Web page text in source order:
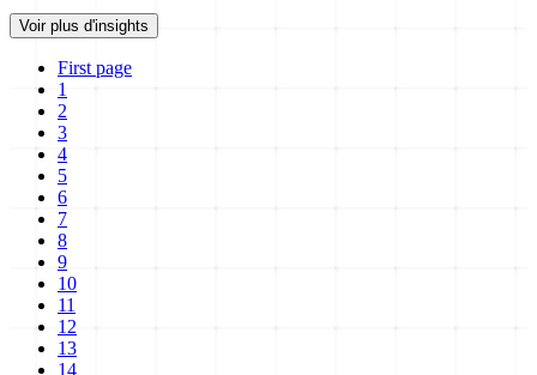
Voir plus d'insights
First page
1
2
3
4
5
6
7
8
9
10
11
12
13
14